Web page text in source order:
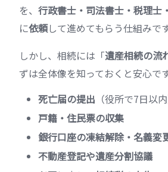
を、 行政書士・司法書士・税理士
に依頼して進めてもらう仕組みです
しかし、相続には「遺産相続の流
ずは全体像を知っておくと安心です
死亡届の提出 （役所で7日以内
戸籍・住民票の収集
銀行口座の凍結解除・名義変
不動産登記や遺産分割協議